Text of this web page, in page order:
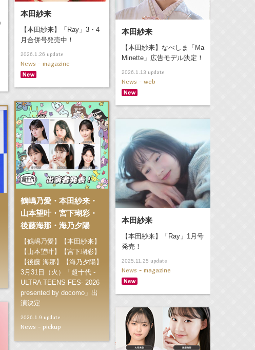
本田紗来
【本田紗来】「Ray」3・4
月合併号発売中！
2026.1.26 update
News - magazine
本田紗来
【本田紗来】なべしま「Ma
Minette」広告モデル決定！
2026.1.13 update
News - web
鶴嶋乃愛・本田紗来・
山本望叶・宮下瑚彩・
後藤海那・海乃夕陽
【鶴嶋乃愛】【本田紗来】
【山本望叶】【宮下瑚彩】
【後藤 海那】【海乃夕陽】
3月31日（火）「超十代 -
ULTRA TEENS FES- 2026
presented by docomo」出
演決定
2026.1.9 update
News - pickup
本田紗来
【本田紗来】「Ray」1月号
発売！
2025.11.25 update
News - magazine